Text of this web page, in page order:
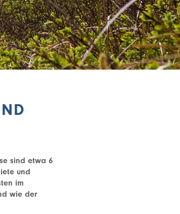
sind etwa 6
und
im
wie der